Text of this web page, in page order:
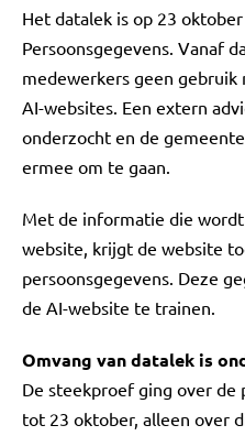
Het datalek is op 23
Persoonsgegevens. Vanaf
medewerkers geen gebruik
AI-websites. Een extern
onderzocht en de
ermee om te gaan.
Met de informatie die wordt
website, krijgt de website
persoonsgegevens. Deze
de AI-website te trainen.
Omvang van datalek is
De steekproef ging over de
tot 23 oktober, alleen over